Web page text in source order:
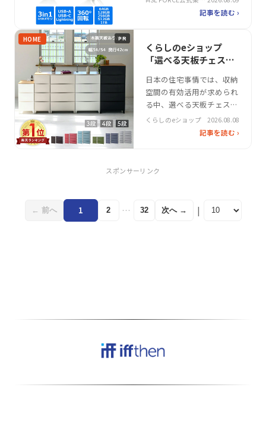
特に、スマートフォンやタ
計の製品は注目を集める。
本製品は、USB3.0とUSB-C
デバイスでの利用が可能。
360度回転式のデザ…
記事を読む ›
HOME PR
くらしのeショップ
「選べる天板チェス
収納家具
日本の住宅事情では、収納
空間の有効活用が求められ
る中、選べる天板チェスト
は柔軟性を重視した収納家
具として注目を集めていま
ムやワイドのサイズ展開や
カスタマイズを可能に。素
材にはポリプロピレンとメ
くらしのeショップ 2026.08.08
記事を読む ›
スポンサーリンク
← 前へ 1 2 … 32 次へ → |